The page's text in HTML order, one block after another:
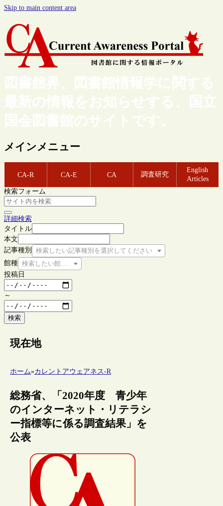
Skip to main content area
図書館界、図書館情報学に関する
最新の情報をお知らせする、国立
国会図書館のサイトです。
メインメニュー
CA-R CA-E CA 調査研究
English
Articles
検索フォーム
詳細検索
タイトル
本文
記事種別
検索したい記事種別を選択してください
館種 検索したい館種を選択してください
投稿日
～
検索
現在地
ホーム»カレントアウェアネス-R
総務省、「2020年度 青少年
のインターネット・リテラシ
ー指標等に係る調査結果」を
公表